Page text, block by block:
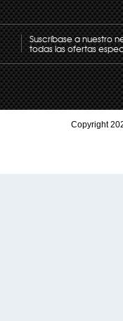
Suscríbase a nuestro
todas las ofertas
Copyright